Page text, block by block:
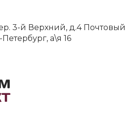
3-й Верхний, д.4 Почтовый
а\я 16